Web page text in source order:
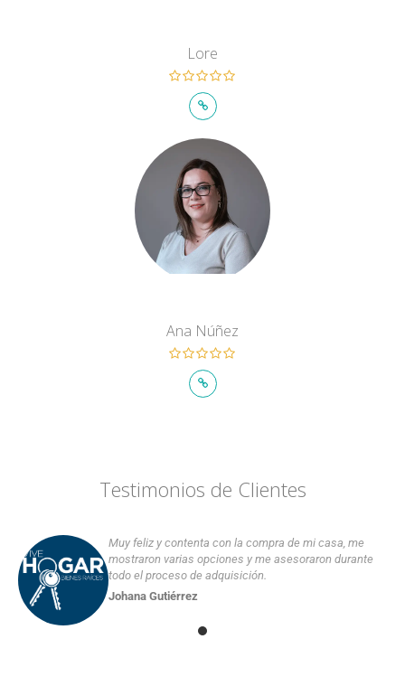
Lore
Ana Núñez
Testimonios de Clientes
Muy feliz y contenta con la compra de mi casa, me
mostraron varias opciones y me asesoraron durante
todo el proceso de adquisición.
Johana Gutiérrez